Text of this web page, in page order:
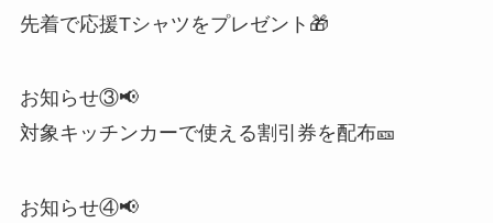
先着で応援Tシャツをプレゼント🎁
お知らせ③📢
対象キッチンカーで使える割引券を配布🎫
お知らせ④📢